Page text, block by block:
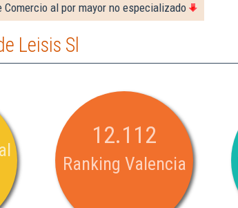
Comercio al por mayor no especializado
Leisis Sl
12.112
Ranking Valencia